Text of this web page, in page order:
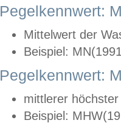
Pegelkennwert:
Mittelwert der
Beispiel:
Pegelkennwert:
mittlerer
Beispiel: